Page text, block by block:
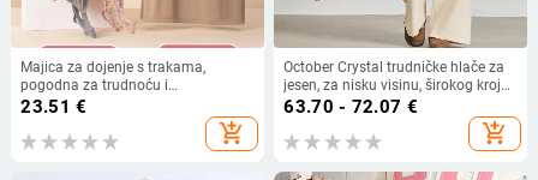
Majica za dojenje s trakama,
pogodna za trudnoću i
postporođajno razdoblje, prozračan
23.51 €
add_shopping_cart
October Crystal trudničke hlače za
jesen, za nisku visinu, širokog kroja,
s vezicama, bez stezanja na trbuh,
63.70 - 72.07 €
add_shopping_cart